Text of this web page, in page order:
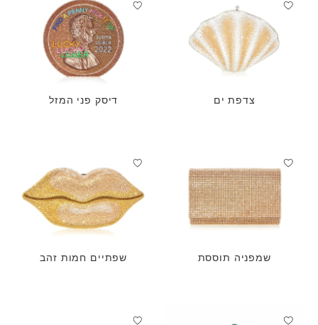
צדפת ים דיסק פני המזל
שמפניה תוססת שפתיים חמות זהב